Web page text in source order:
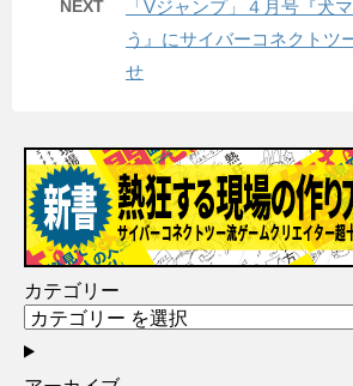
NEXT
「Vジャンプ」４月号『犬
う』にサイバーコネクトツ
せ
カテゴリー